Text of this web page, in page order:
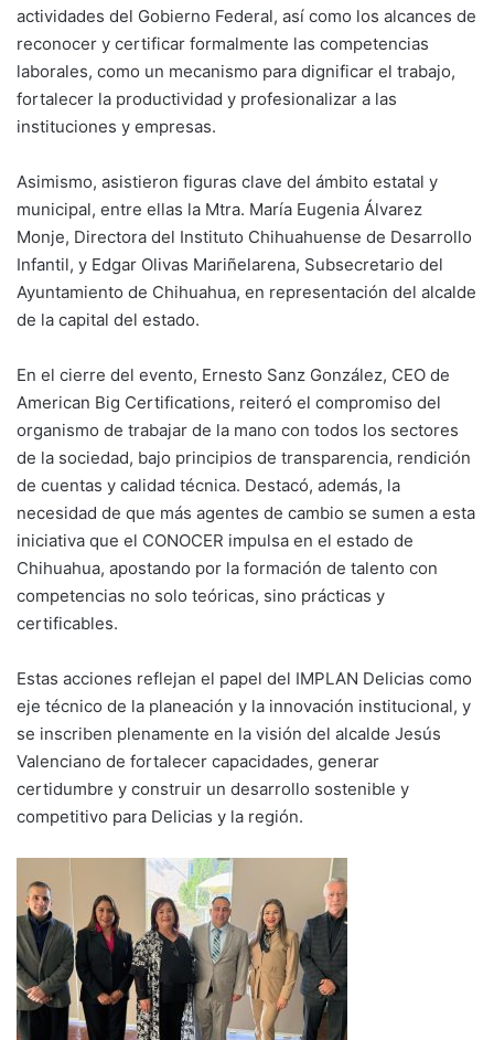
actividades del Gobierno Federal, así como los alcances de
reconocer y certificar formalmente las competencias
laborales, como un mecanismo para dignificar el trabajo,
fortalecer la productividad y profesionalizar a las
instituciones y empresas.
Asimismo, asistieron figuras clave del ámbito estatal y
municipal, entre ellas la Mtra. María Eugenia Álvarez
Monje, Directora del Instituto Chihuahuense de Desarrollo
Infantil, y Edgar Olivas Mariñelarena, Subsecretario del
Ayuntamiento de Chihuahua, en representación del alcalde
de la capital del estado.
En el cierre del evento, Ernesto Sanz González, CEO de
American Big Certifications, reiteró el compromiso del
organismo de trabajar de la mano con todos los sectores
de la sociedad, bajo principios de transparencia, rendición
de cuentas y calidad técnica. Destacó, además, la
necesidad de que más agentes de cambio se sumen a esta
iniciativa que el CONOCER impulsa en el estado de
Chihuahua, apostando por la formación de talento con
competencias no solo teóricas, sino prácticas y
certificables.
Estas acciones reflejan el papel del IMPLAN Delicias como
eje técnico de la planeación y la innovación institucional, y
se inscriben plenamente en la visión del alcalde Jesús
Valenciano de fortalecer capacidades, generar
certidumbre y construir un desarrollo sostenible y
competitivo para Delicias y la región.